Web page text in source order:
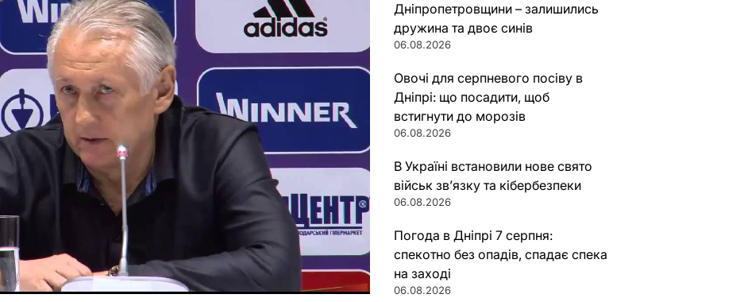
Дніпропетровщини – залишились
дружина та двоє синів
06.08.2026
Овочі для серпневого посіву в
Дніпрі: що посадити, щоб
встигнути до морозів
06.08.2026
В Україні встановили нове свято
військ зв’язку та кібербезпеки
06.08.2026
Погода в Дніпрі 7 серпня:
спекотно без опадів, спадає спека
на заході
06.08.2026